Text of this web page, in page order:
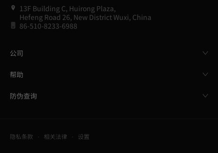
13F Building C, Huirong Plaza,
Hefeng Road 26, New District Wuxi, China
86-510-8233-6988
公司
帮助
防伪查询
隐私条款 相关法律 设置